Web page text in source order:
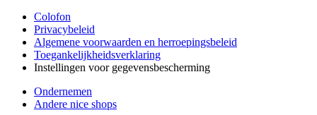
Colofon
Privacybeleid
Algemene voorwaarden en herroepingsbeleid
Toegankelijkheidsverklaring
Instellingen voor gegevensbescherming
Ondernemen
Andere nice shops